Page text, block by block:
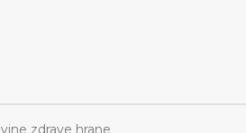
zdrave hrane